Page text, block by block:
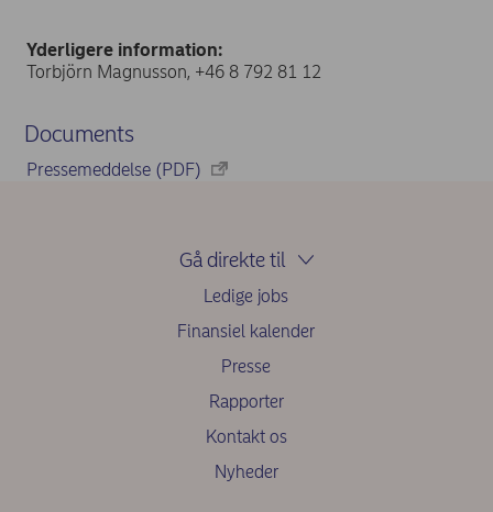
Yderligere information:
Torbjörn Magnusson, +46 8 792 81 12
Documents
Pressemeddelse (PDF)
Gå direkte til
Ledige jobs
Finansiel kalender
Presse
Rapporter
Kontakt os
Nyheder